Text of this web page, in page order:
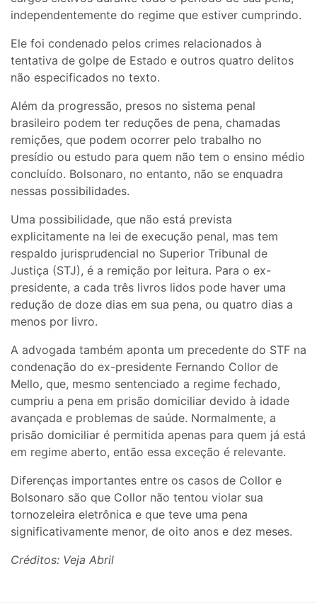
independentemente do regime que estiver cumprindo.
Ele foi condenado pelos crimes relacionados à
tentativa de golpe de Estado e outros quatro delitos
não especificados no texto.
Além da progressão, presos no sistema penal
brasileiro podem ter reduções de pena, chamadas
remições, que podem ocorrer pelo trabalho no
presídio ou estudo para quem não tem o ensino médio
concluído. Bolsonaro, no entanto, não se enquadra
nessas possibilidades.
Uma possibilidade, que não está prevista
explicitamente na lei de execução penal, mas tem
respaldo jurisprudencial no Superior Tribunal de
Justiça (STJ), é a remição por leitura. Para o ex-
presidente, a cada três livros lidos pode haver uma
redução de doze dias em sua pena, ou quatro dias a
menos por livro.
A advogada também aponta um precedente do STF na
condenação do ex-presidente Fernando Collor de
Mello, que, mesmo sentenciado a regime fechado,
cumpriu a pena em prisão domiciliar devido à idade
avançada e problemas de saúde. Normalmente, a
prisão domiciliar é permitida apenas para quem já está
em regime aberto, então essa exceção é relevante.
Diferenças importantes entre os casos de Collor e
Bolsonaro são que Collor não tentou violar sua
tornozeleira eletrônica e que teve uma pena
significativamente menor, de oito anos e dez meses.
Créditos: Veja Abril